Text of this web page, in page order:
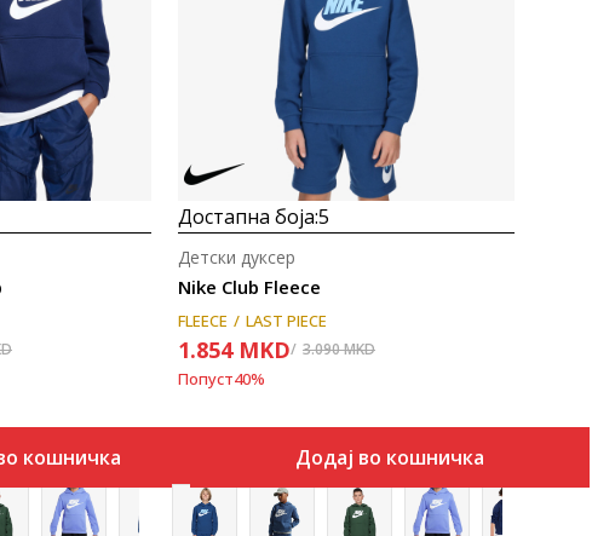
кошничка
Uporedi
Достапна боја:5
Nike Club Fleece
Детски дуксер
FLEECE LAST PIECE
1.854 MKD 3.090MKD
Попуст40%
Додај во кошничка